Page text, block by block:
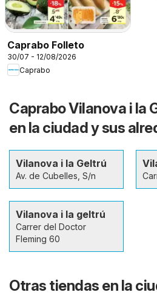
Caprabo Folleto
30/07 - 12/08/2026
Caprabo
Caprabo Vilanova i la
en la ciudad y sus
Vilanova i la Geltrú
Av. de Cubelles, S/n
Vilanova i la geltrú
Carrer del Doctor
Fleming 60
Otras tiendas en la